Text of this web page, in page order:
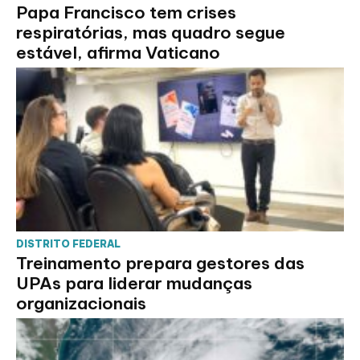
Papa Francisco tem crises
respiratórias, mas quadro segue
estável, afirma Vaticano
DISTRITO FEDERAL
Treinamento prepara gestores das
UPAs para liderar mudanças
organizacionais